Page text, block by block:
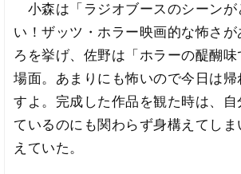
小森は「ラジオブースのシーンが
い！ザッツ・ホラー映画的な怖さが
ろを挙げ、佐野は「ホラーの醍醐
場面。あまりにも怖いので今日は帰
すよ。完成した作品を観た時は、自
ているのにも関わらず身構えてし
えていた。